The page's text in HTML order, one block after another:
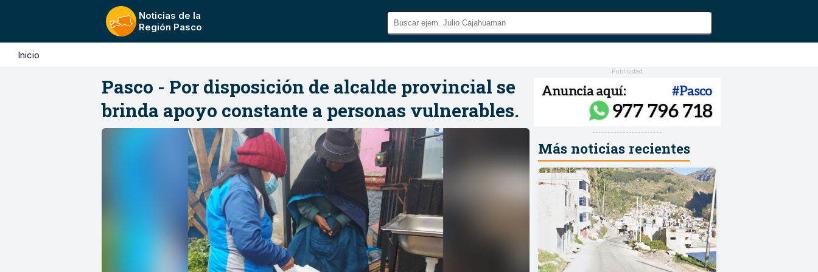
Noticias de la
Región Pasco
Inicio
Pasco - Por disposición de alcalde provincial se
brinda apoyo constante a personas vulnerables.
Publicidad
-----------------------
Más noticias recientes